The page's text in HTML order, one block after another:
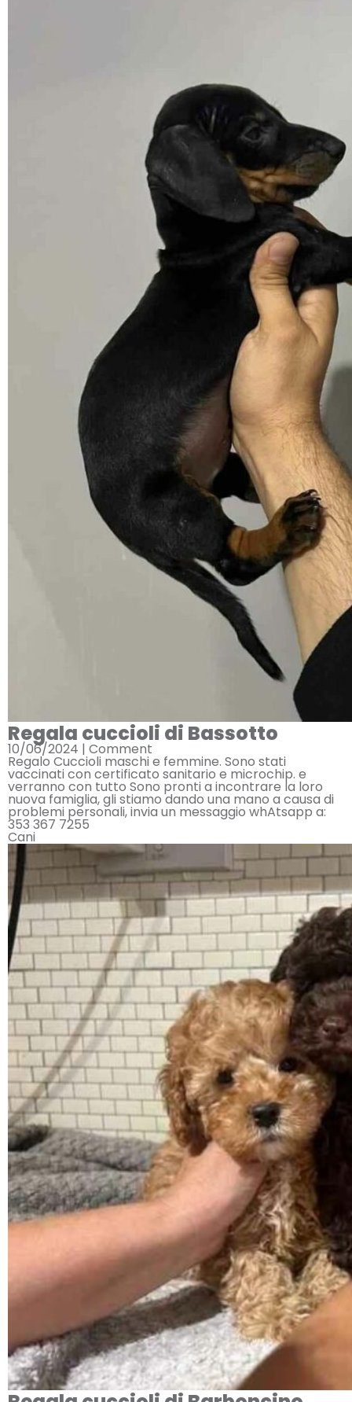
Regala cuccioli di Bassotto
10/06/2024 | Comment
Regalo Cuccioli maschi e femmine. Sono stati
vaccinati con certificato sanitario e microchip. e
verranno con tutto Sono pronti a incontrare la loro
nuova famiglia, gli stiamo dando una mano a causa di
problemi personali, invia un messaggio whAtsapp a:
353 367 7255
Cani